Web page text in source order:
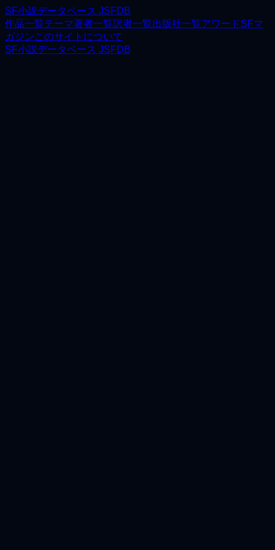
SF小説データベース JSFDB
作品一覧テーマ著者一覧訳者一覧出版社一覧アワードSFマ
ガジンこのサイトについて
SF小説データベース JSFDB